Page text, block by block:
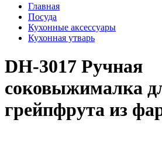
Главная
Посуда
Кухонные аксессуары
Кухонная утварь
DH-3017 Ручная
соковыжималка
грейпфрута из